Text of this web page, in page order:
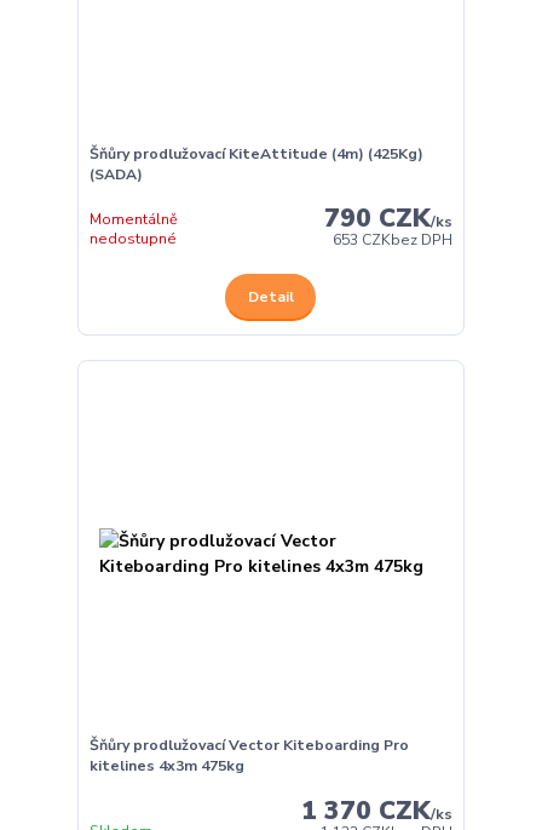
Šňůry prodlužovací KiteAttitude (4m) (425Kg)
(SADA)
790 CZK/ks
653 CZKbez DPH
Momentálně
nedostupné
Detail
Šňůry prodlužovací Vector Kiteboarding Pro
kitelines 4x3m 475kg
1 370 CZK/ks